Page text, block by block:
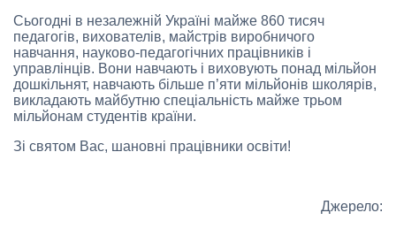
Сьогодні в незалежній Україні майже 860 тисяч
педагогів, вихователів, майстрів виробничого
навчання, науково-педагогічних працівників і
управлінців. Вони навчають і виховують понад мільйон
дошкільнят, навчають більше п’яти мільйонів школярів,
викладають майбутню спеціальність майже трьом
мільйонам студентів країни.
Зі святом Вас, шановні працівники освіти!
Джерело: